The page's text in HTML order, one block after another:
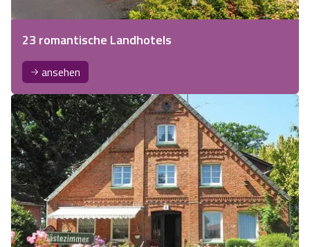
23 romantische Landhotels
ansehen